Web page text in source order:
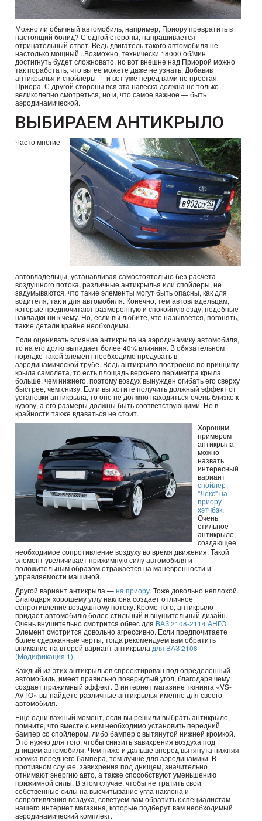
Можно ли обычный автомобиль, например, Приору превратить в
настоящий болид? С одной стороны, напрашивается
отрицательный ответ. Ведь двигатель такого автомобиля не
настолько мощный...Возможно, технически 18000 об/мин
достигнуть будет сложновато, но вот внешне над Приорой можно
так поработать, что вы ее можете даже не узнать. Добавив
антикрылья и спойлеры — и вот уже перед вами не простая
Приора. С другой стороны вся эта навеска должна не только
великолепно смотреться, но и, что самое важное — быть
аэродинамической.
ВЫБИРАЕМ АНТИКРЫЛО
Часто многие
автовладельцы, устанавливая самостоятельно без расчета
воздушного потока, различные антикрылья или спойлеры, не
задумываются, что такие элементы могут быть опасны, как для
водителя, так и для автомобиля. Конечно, тем автовладельцам,
которые предпочитают размеренную и спокойную езду, подобные
накладки ни к чему. Но, если вы любите, что называется, погонять,
такие детали крайне необходимы.
Если оценивать влияние антикрыла на аэродинамику автомобиля,
то на его долю выпадает более 40% влияния. В обязательном
порядке такой элемент необходимо продувать в
аэродинамической трубе. Ведь антикрыло построено по принципу
крыла самолета, то есть площадь верхнего периметра крыла
больше, чем нижнего, поэтому воздух вынужден огибать его сверху
быстрее, чем снизу. Если вы хотите получить должный эффект от
установки антикрыла, то оно не должно находиться очень близко к
кузову, а его размеры должны быть соответствующими. Но в
крайности также вдаваться не стоит.
Хорошим
примером
антикрыла
можно
назвать
интересный
вариант
спойлер
"Лекс" на
приору
хэтчбэк.
Очень
стильное
антикрыло,
создающее
необходимое сопротивление воздуху во время движения. Такой
элемент увеличивает прижимную силу автомобиля и
положительным образом отражается на маневренности и
управляемости машиной.
Другой вариант антикрыла —на приору. Тоже довольно неплохой.
Благодаря хорошему углу наклона создает отличное
сопротивление воздушному потоку. Кроме того, антикрыло
придаёт автомобилю более стильный и внушительный дизайн.
Очень внушительно смотрится обвес для ВАЗ 2108-2114 АНГО.
Элемент смотрится довольно агрессивно. Если предпочитаете
более сдержанные черты, тогда рекомендуем вам обратить
внимание на второй вариант антикрыла для ВАЗ 2108
(Модификация 1).
Каждый из этих антикрыльев спроектирован под определенный
автомобиль, имеет правильно повернутый угол, благодаря чему
создает прижимный эффект. В интернет магазине тюнинга «VS-
AVTO» вы найдете различные антикрылья именно для своего
автомобиля.
Еще одни важный момент, если вы решили выбрать антикрыло,
помните, что вместе с ним необходимо установить передний
бампер со спойлером, либо бампер с вытянутой нижней кромкой.
Это нужно для того, чтобы снизить завихрения воздуха под
днищем автомобиля. Чем ниже и дальше вперед вытянута нижняя
кромка переднего бампера, тем лучше для аэродинамики. В
противном случае, завихрения под днищем, значительно
отнимают энергию авто, а также способствуют уменьшению
прижимной силы. В этом случае, чтобы не тратить свои
собственные силы на высчитывание угла наклона и
сопротивления воздуха, советуем вам обратить к специалистам
нашего интернет магазина, которые подберут вам необходимый
аэродинамический комплект.